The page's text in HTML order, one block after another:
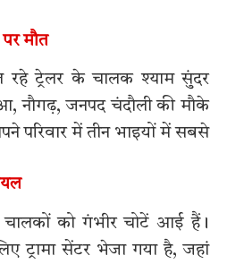
मौत
ट्रेलर के चालक श्याम सुंदर
नौगढ़, जनपद चंदौली की मौके
परिवार में तीन भाइयों में सबसे
चालकों को गंभीर चोटें आई हैं।
ट्रामा सेंटर भेजा गया है, जहां